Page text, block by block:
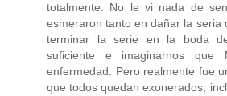
totalmente. No le vi nada de
esmeraron tanto en dañar la seria
terminar la serie en la boda
suficiente e imaginarnos que
enfermedad. Pero realmente fue
que todos quedan exonerados,